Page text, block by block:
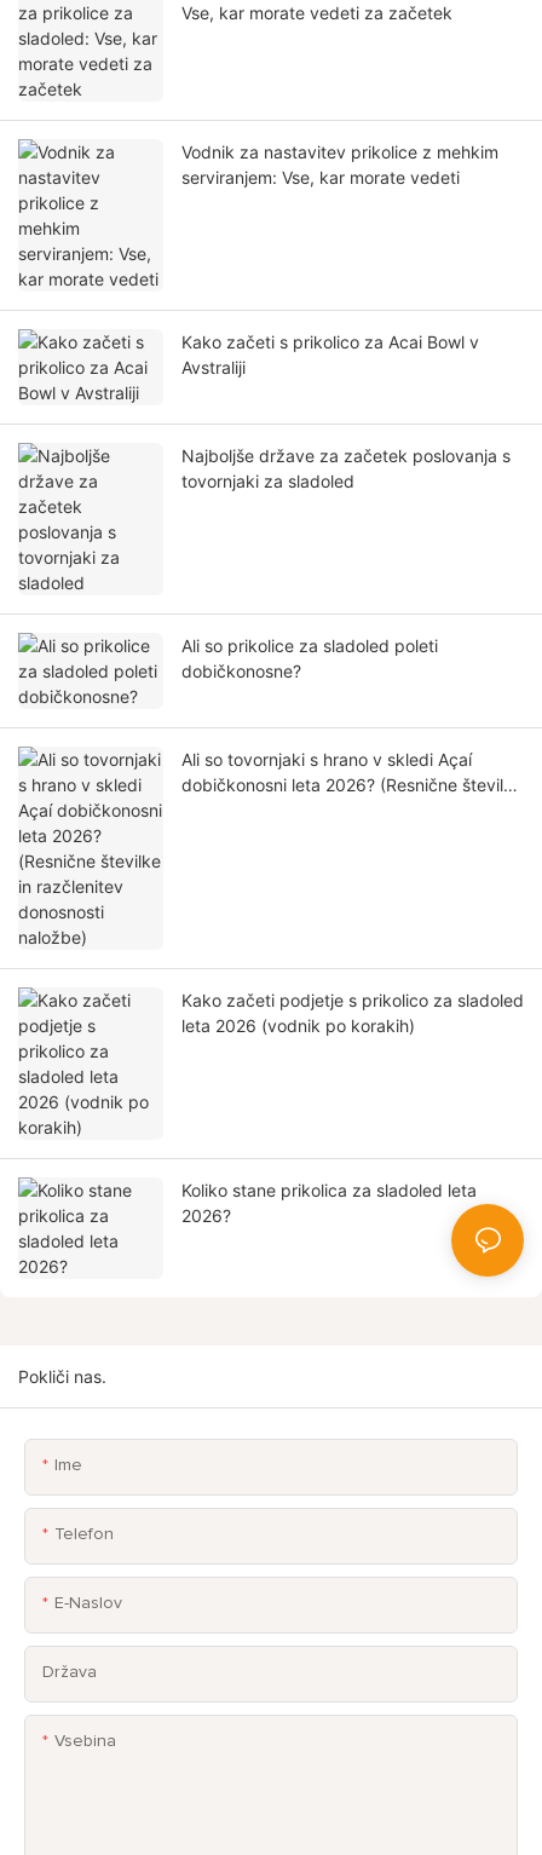
Vse, kar morate vedeti za začetek
Vodnik za nastavitev prikolice z mehkim
serviranjem: Vse, kar morate vedeti
Kako začeti s prikolico za Acai Bowl v
Avstraliji
Najboljše države za začetek poslovanja s
tovornjaki za sladoled
Ali so prikolice za sladoled poleti
dobičkonosne?
Ali so tovornjaki s hrano v skledi Açaí
dobičkonosni leta 2026? (Resnične številke
Kako začeti podjetje s prikolico za sladoled
leta 2026 (vodnik po korakih)
Koliko stane prikolica za sladoled leta
2026?
Pokliči nas.
Ime
Telefon
E-Naslov
Država
Vsebina